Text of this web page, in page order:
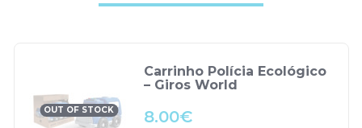
OUT OF STOCK
Carrinho Polícia Ecológico
– Giros World
8.00€